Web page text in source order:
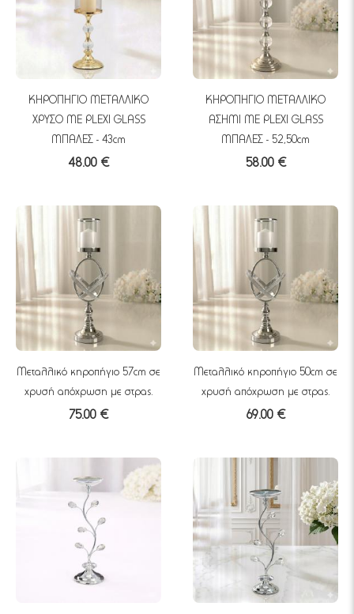
ΚΗΡΟΠΗΓΙΟ ΜΕΤΑΛΛΙΚΟ
ΧΡΥΣΟ ME PLEXI GLASS
ΜΠΑΛΕΣ - 43cm
48.00 €
ΚΗΡΟΠΗΓΙΟ ΜΕΤΑΛΛΙΚΟ
ΑΣΗΜΙ ME PLEXI GLASS
ΜΠΑΛΕΣ - 52,50cm
58.00 €
Μεταλλικό κηροπήγιο 57cm σε
χρυσή απόχρωση με στρας.
75.00 €
Μεταλλικό κηροπήγιο 50cm σε
χρυσή απόχρωση με στρας.
69.00 €